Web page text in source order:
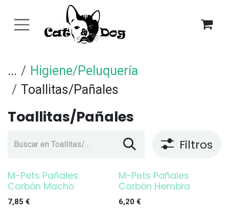
...
Higiene/Peluquería
Toallitas/Pañales
Toallitas/Pañales
Filtros
M-Pets Pañales
Carbón Macho
7,85 €
M-Pets Pañales
Carbón Hembra
6,20€